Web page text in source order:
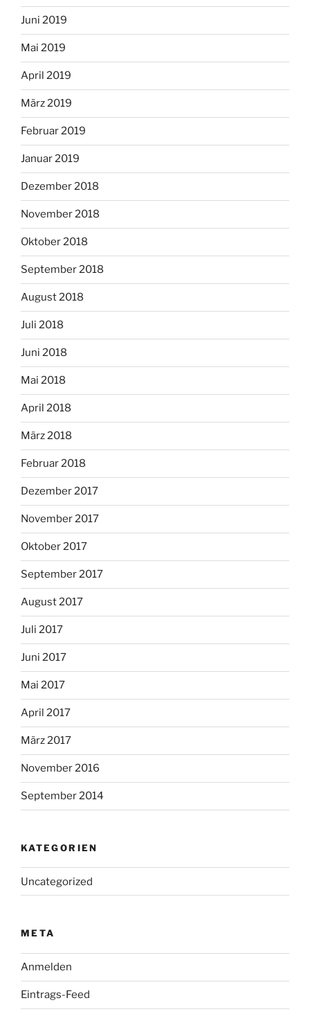
Juni 2019
Mai 2019
April 2019
März 2019
Februar 2019
Januar 2019
Dezember 2018
November 2018
Oktober 2018
September 2018
August 2018
Juli 2018
Juni 2018
Mai 2018
April 2018
März 2018
Februar 2018
Dezember 2017
November 2017
Oktober 2017
September 2017
August 2017
Juli 2017
Juni 2017
Mai 2017
April 2017
März 2017
November 2016
September 2014
KATEGORIEN
Uncategorized
META
Anmelden
Eintrags-Feed